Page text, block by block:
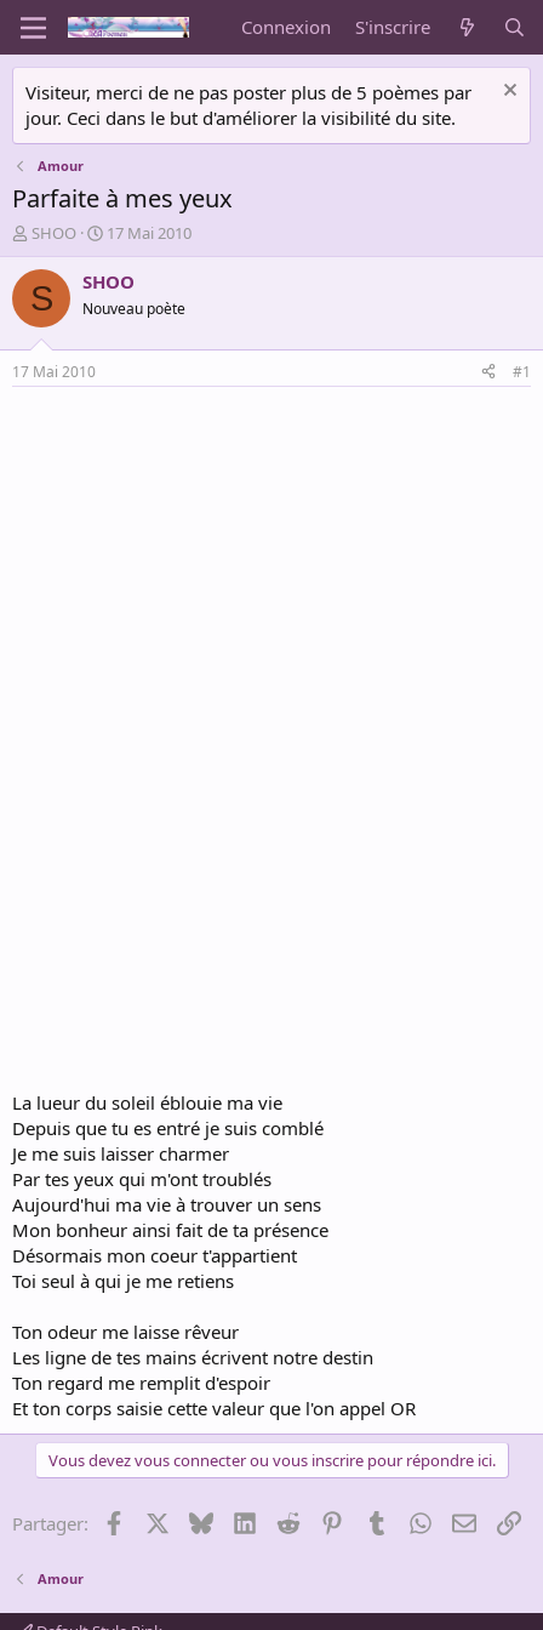
Connexion S'inscrire
Visiteur, merci de ne pas poster plus de 5 poèmes par
jour. Ceci dans le but d'améliorer la visibilité du site.
Amour
Parfaite à mes yeux
A
u
t
e
r
d
e
SHOO
D
a
t
d
é
17 Mai 2010
S SHOO
Nouveau poète
17 Mai 2010 #1
La lueur du soleil éblouie ma vie
Depuis que tu es entré je suis comblé
Je me suis laisser charmer
Par tes yeux qui m'ont troublés
Aujourd'hui ma vie à trouver un sens
Mon bonheur ainsi fait de ta présence
Désormais mon coeur t'appartient
Toi seul à qui je me retiens
Ton odeur me laisse rêveur
Les ligne de tes mains écrivent notre destin
Ton regard me remplit d'espoir
Et ton corps saisie cette valeur que l'on appel OR
Vous devez vous connecter ou vous inscrire pour répondre ici.
Partager: Facebook BlueskyLinkedInReddit PinterestTumblrWhatsApp
Email
Amour